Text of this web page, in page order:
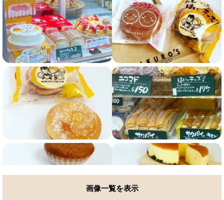
画像一覧を表示